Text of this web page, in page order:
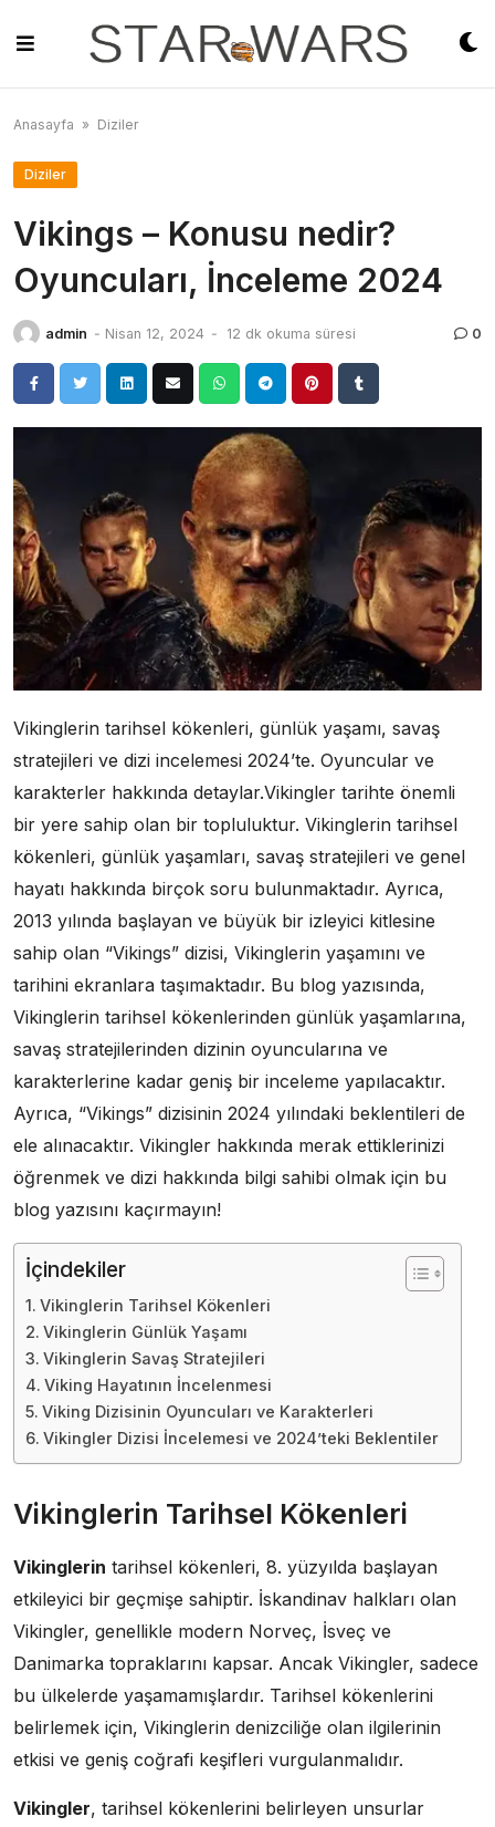
content
Anasayfa » Diziler
Diziler
Vikings – Konusu nedir?
Oyuncuları, İnceleme 2024
admin - Nisan 12, 2024 - 12 dk okuma süresi 0
Vikinglerin tarihsel kökenleri, günlük yaşamı, savaş
stratejileri ve dizi incelemesi 2024’te. Oyuncular ve
karakterler hakkında detaylar.Vikingler tarihte önemli
bir yere sahip olan bir topluluktur. Vikinglerin tarihsel
kökenleri, günlük yaşamları, savaş stratejileri ve genel
hayatı hakkında birçok soru bulunmaktadır. Ayrıca,
2013 yılında başlayan ve büyük bir izleyici kitlesine
sahip olan “Vikings” dizisi, Vikinglerin yaşamını ve
tarihini ekranlara taşımaktadır. Bu blog yazısında,
Vikinglerin tarihsel kökenlerinden günlük yaşamlarına,
savaş stratejilerinden dizinin oyuncularına ve
karakterlerine kadar geniş bir inceleme yapılacaktır.
Ayrıca, “Vikings” dizisinin 2024 yılındaki beklentileri de
ele alınacaktır. Vikingler hakkında merak ettiklerinizi
öğrenmek ve dizi hakkında bilgi sahibi olmak için bu
blog yazısını kaçırmayın!
İçindekiler
Vikinglerin Tarihsel Kökenleri
Vikinglerin Günlük Yaşamı
Vikinglerin Savaş Stratejileri
Viking Hayatının İncelenmesi
Viking Dizisinin Oyuncuları ve Karakterleri
Vikingler Dizisi İncelemesi ve 2024’teki Beklentiler
Vikinglerin Tarihsel Kökenleri
Vikinglerin tarihsel kökenleri, 8. yüzyılda başlayan
etkileyici bir geçmişe sahiptir. İskandinav halkları olan
Vikingler, genellikle modern Norveç, İsveç ve
Danimarka topraklarını kapsar. Ancak Vikingler, sadece
bu ülkelerde yaşamamışlardır. Tarihsel kökenlerini
belirlemek için, Vikinglerin denizciliğe olan ilgilerinin
etkisi ve geniş coğrafi keşifleri vurgulanmalıdır.
Vikingler, tarihsel kökenlerini belirleyen unsurlar